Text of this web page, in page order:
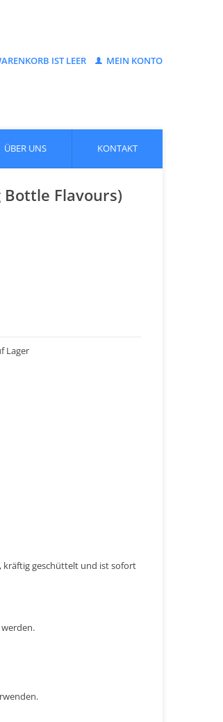
IST LEER MEIN KONTO
ÜBER UNS KONTAKT
Flavours)
Lager
kräftig geschüttelt und ist sofort